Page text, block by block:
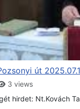
út
3 views
hirdet: Nt.Kovách